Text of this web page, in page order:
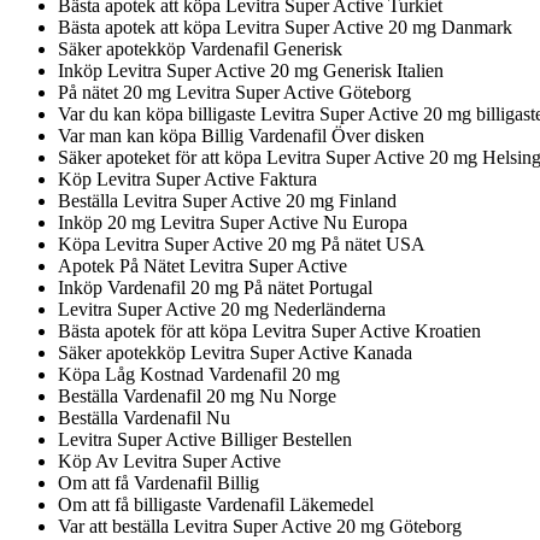
Bästa apotek att köpa Levitra Super Active Turkiet
Bästa apotek att köpa Levitra Super Active 20 mg Danmark
Säker apotekköp Vardenafil Generisk
Inköp Levitra Super Active 20 mg Generisk Italien
På nätet 20 mg Levitra Super Active Göteborg
Var du kan köpa billigaste Levitra Super Active 20 mg
Var man kan köpa Billig Vardenafil Över disken
Säker apoteket för att köpa Levitra Super Active 20 mg
Köp Levitra Super Active Faktura
Beställa Levitra Super Active 20 mg Finland
Inköp 20 mg Levitra Super Active Nu Europa
Köpa Levitra Super Active 20 mg På nätet USA
Apotek På Nätet Levitra Super Active
Inköp Vardenafil 20 mg På nätet Portugal
Levitra Super Active 20 mg Nederländerna
Bästa apotek för att köpa Levitra Super Active Kroatien
Säker apotekköp Levitra Super Active Kanada
Köpa Låg Kostnad Vardenafil 20 mg
Beställa Vardenafil 20 mg Nu Norge
Beställa Vardenafil Nu
Levitra Super Active Billiger Bestellen
Köp Av Levitra Super Active
Om att få Vardenafil Billig
Om att få billigaste Vardenafil Läkemedel
Var att beställa Levitra Super Active 20 mg Göteborg